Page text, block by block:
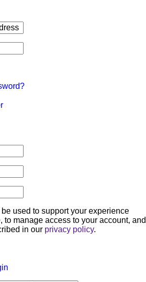
used to support your experience
to manage access to your account, and
in our privacy policy.